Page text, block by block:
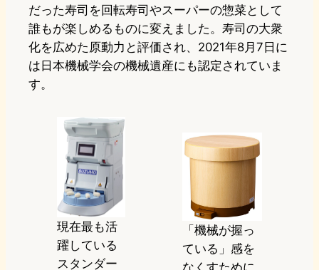
だった寿司を回転寿司やスーパーの惣菜として
誰もが楽しめるものに変えました。寿司の大衆
化を広めた原動力と評価され、2021年8月7日に
は日本機械学会の機械遺産にも認定されていま
す。
現在最も活
躍している
スタンダー
「機械が握っ
ている」感を
なくすために